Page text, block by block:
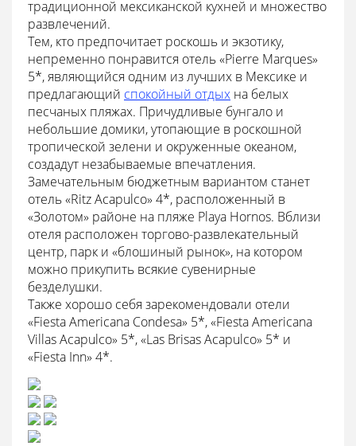
традиционной мексиканской кухней и множество
развлечений.
Тем, кто предпочитает роскошь и экзотику,
непременно понравится отель «Pierre Marques»
5*, являющийся одним из лучших в Мексике и
предлагающий спокойный отдых на белых
песчаных пляжах. Причудливые бунгало и
небольшие домики, утопающие в роскошной
тропической зелени и окруженные океаном,
создадут незабываемые впечатления.
Замечательным бюджетным вариантом станет
отель «Ritz Acapulco» 4*, расположенный в
«Золотом» районе на пляже Playa Hornos. Вблизи
отеля расположен торгово-развлекательный
центр, парк и «блошиный рынок», на котором
можно прикупить всякие сувенирные
безделушки.
Также хорошо себя зарекомендовали отели
«Fiesta Americana Condesa» 5*, «Fiesta Americana
Villas Acapulco» 5*, «Las Brisas Acapulco» 5* и
«Fiesta Inn» 4*.